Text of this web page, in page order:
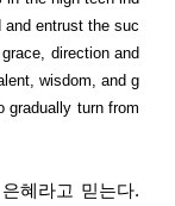
and entrust the suc
direction and
wisdom, and g
gradually turn from
혜라고 믿는다.